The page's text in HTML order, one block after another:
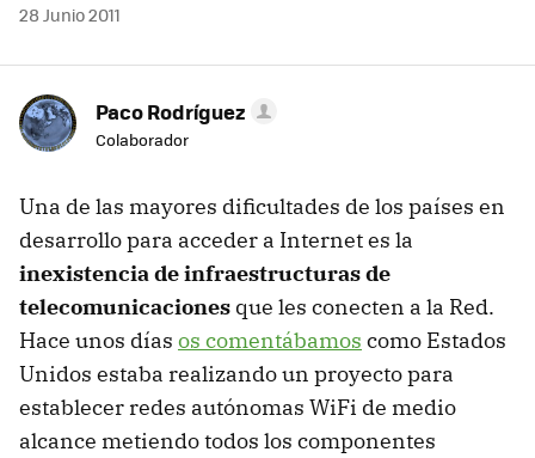
28 Junio 2011
Paco Rodríguez
Colaborador
Una de las mayores dificultades de los países en
desarrollo para acceder a Internet es la
inexistencia de infraestructuras de
telecomunicaciones que les conecten a la Red.
Hace unos días os comentábamos como Estados
Unidos estaba realizando un proyecto para
establecer redes autónomas WiFi de medio
alcance metiendo todos los componentes